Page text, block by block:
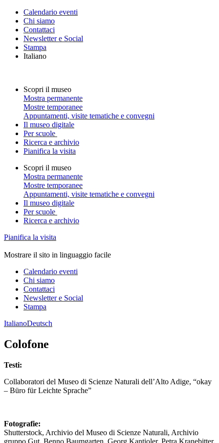
Calendario eventi
Chi siamo
Contattaci
Newsletter e Social
Stampa
Italiano
Scopri il museo
Mostra permanente
Mostre temporanee
Appuntamenti, visite tematiche e convegni
Il museo digitale
Per scuole
Ricerca e archivio
Pianifica la visita
Scopri il museo
Mostra permanente
Mostre temporanee
Appuntamenti, visite tematiche e convegni
Il museo digitale
Per scuole
Ricerca e archivio
Pianifica la visita
Mostrare il sito in linguaggio facile
Calendario eventi
Chi siamo
Contattaci
Newsletter e Social
Stampa
ItalianoDeutsch
Colofone
Testi:
Collaboratori del Museo di Scienze Naturali dell’Alto Adige, “okay
– Büro für Leichte Sprache”
Fotografie:
Shutterstock, Archivio del Museo di Scienze Naturali, Archivio
gruppo Gut, Benno Baumgarten, Georg Kantioler, Petra Kranebitter,